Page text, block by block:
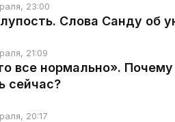
23:00
Слова Санду об
21:09
все нормально».
сейчас?
20:17